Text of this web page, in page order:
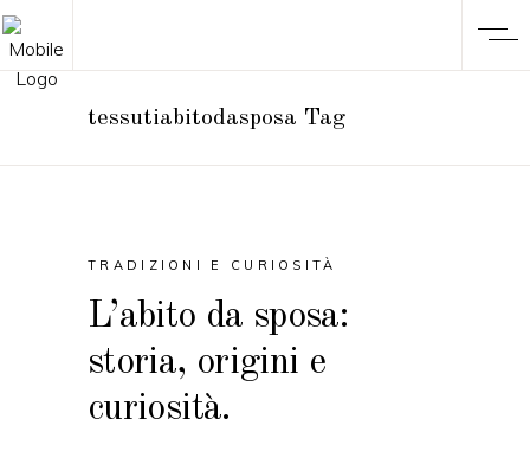
tessutiabitodasposa Tag
TRADIZIONI E CURIOSITÀ
L’abito da sposa:
storia, origini e
curiosità.